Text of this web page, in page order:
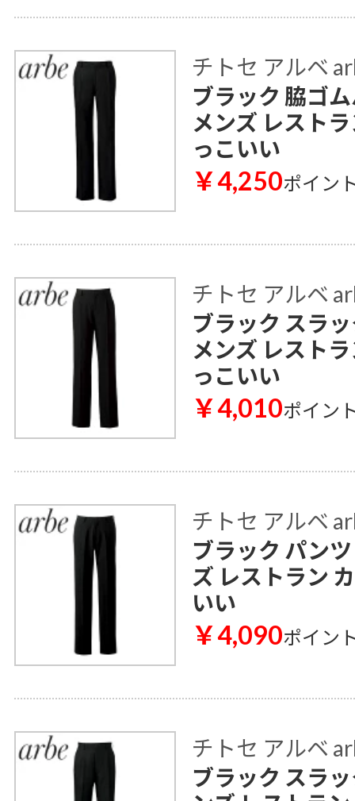
チトセ アルベ
ブラック 脇ゴ
メンズ レスト
っこいい
￥4,250ポイン
チトセ アルベ
ブラック スラ
メンズ レスト
っこいい
￥4,010ポイン
チトセ アルベ
ブラック パン
ズ レストラン
いい
￥4,090ポイン
チトセ アルベ
ブラック スラ